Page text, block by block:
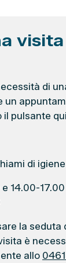
di
un
pulsante
di
14.00-17.00
la seduta
è
allo